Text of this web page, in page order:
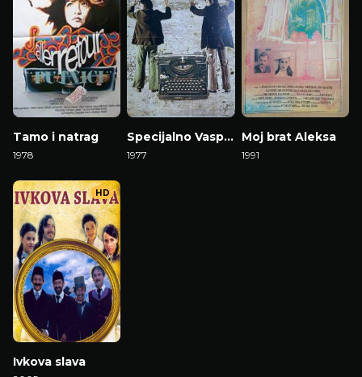
Tamo i natrag
1978
Specijalno Vaspitanje
1977
Moj brat Aleksa
1991
Ivkova slava
HD